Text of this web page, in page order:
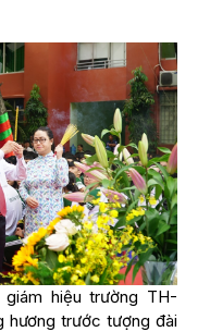
hiệu trường TH-
hương trước tượng đài